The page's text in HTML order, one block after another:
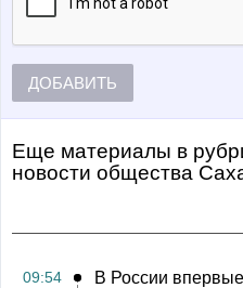
ДОБАВИТЬ
Еще материалы в
Новости общества
09:54
В России